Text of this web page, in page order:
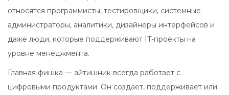
относятся программисты, тестировщики, системные
администраторы, аналитики, дизайнеры интерфейсов и
даже люди, которые поддерживают IT-проекты на
уровне менеджмента.
Главная фишка — айтишник всегда работает с
цифровыми продуктами. Он создаёт, поддерживает или